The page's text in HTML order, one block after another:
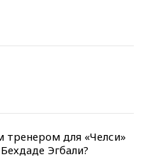
тренером для «Челси»
Эгбали?